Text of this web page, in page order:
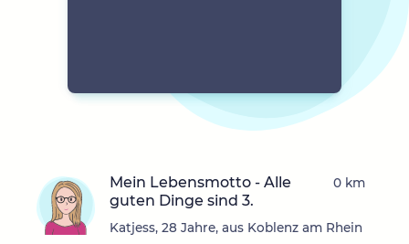
Mein Lebensmotto - Alle
guten Dinge sind 3.
Katjess, 28 Jahre, aus Koblenz am Rhein
0 km